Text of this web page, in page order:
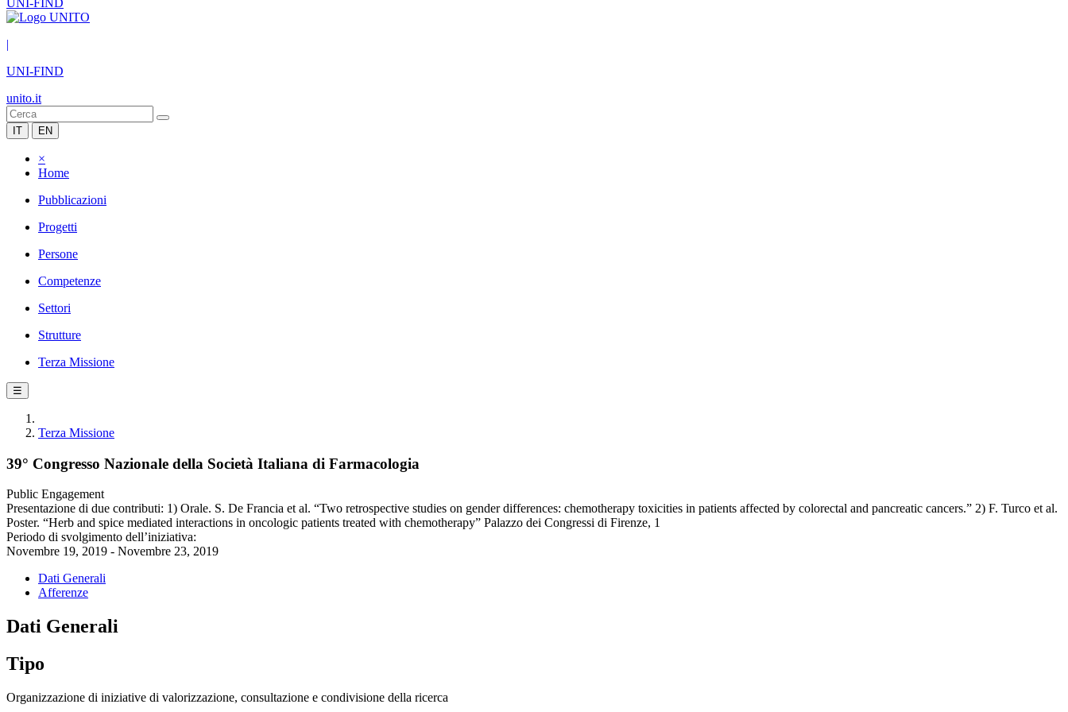
UNI-FIND
|
UNI-FIND
unito.it
IT EN
×
Home
Pubblicazioni
Progetti
Persone
Competenze
Settori
Strutture
Terza Missione
☰
Terza Missione
39° Congresso Nazionale della Società Italiana di Farmacologia
Public Engagement
Presentazione di due contributi: 1) Orale. S. De Francia et al. “Two retrospective studies on gender differences: chemotherapy toxicities in patients affected by colorectal and pancreatic cancers.” 2) F. Turco et al.
Poster. “Herb and spice mediated interactions in oncologic patients treated with chemotherapy” Palazzo dei Congressi di Firenze, 1
Periodo di svolgimento dell’iniziativa:
Novembre 19, 2019 - Novembre 23, 2019
Dati Generali
Afferenze
Dati Generali
Tipo
Organizzazione di iniziative di valorizzazione, consultazione e condivisione della ricerca